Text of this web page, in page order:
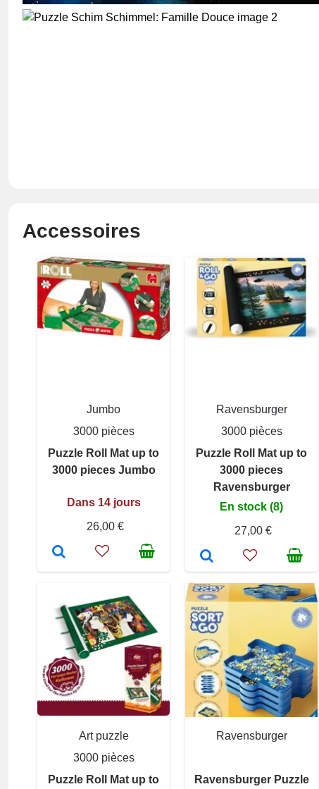
Accessoires
Jumbo
3000 pièces
Puzzle Roll Mat up to
3000 pieces Jumbo
Dans 14 jours
26,00 €
Ravensburger
3000 pièces
Puzzle Roll Mat up to
3000 pieces
Ravensburger
En stock (8)
27,00 €
Art puzzle
3000 pièces
Puzzle Roll Mat up to
Ravensburger
Ravensburger Puzzle